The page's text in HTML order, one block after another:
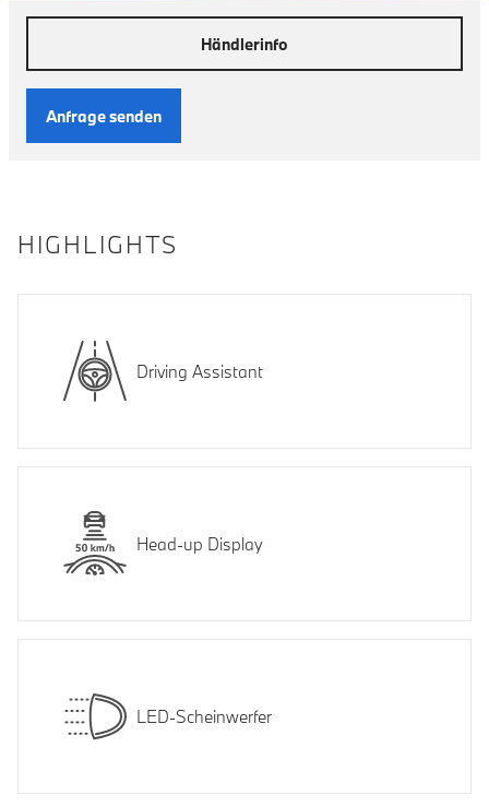
Händlerinfo
Anfrage senden
HIGHLIGHTS
Driving Assistant
Head-up Display
LED-Scheinwerfer